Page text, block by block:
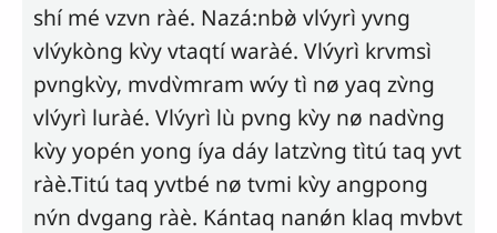
shí mé vzvn ràé. Nazá:nbø̀ vlv́yrì yvng
vlv́ykòng kv̀y vtaqtí waràé. Vlv́yrì krvmsì
pvngkv̀y, mvdv̀mram wv́y tì nø yaq zv̀ng
vlv́yrì luràé. Vlv́yrì lù pvng kv̀y nø nadv̀ng
kv̀y yopén yong íya dáy latzv̀ng tìtú taq yvt
ràè.Titú taq yvtbé nø tvmi kv̀y angpong
nv́n dvgang ràè. Kántaq nanǿn klaq mvbvt